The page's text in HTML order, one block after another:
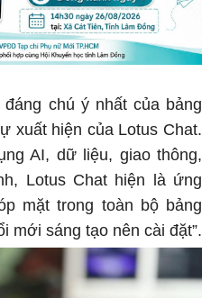
chú ý nhất của bảng
xuất hiện của Lotus Chat.
AI, dữ liệu, giao thông,
Lotus Chat hiện là ứng
mặt trong toàn bộ bảng
mới sáng tạo nên cài đặt”.